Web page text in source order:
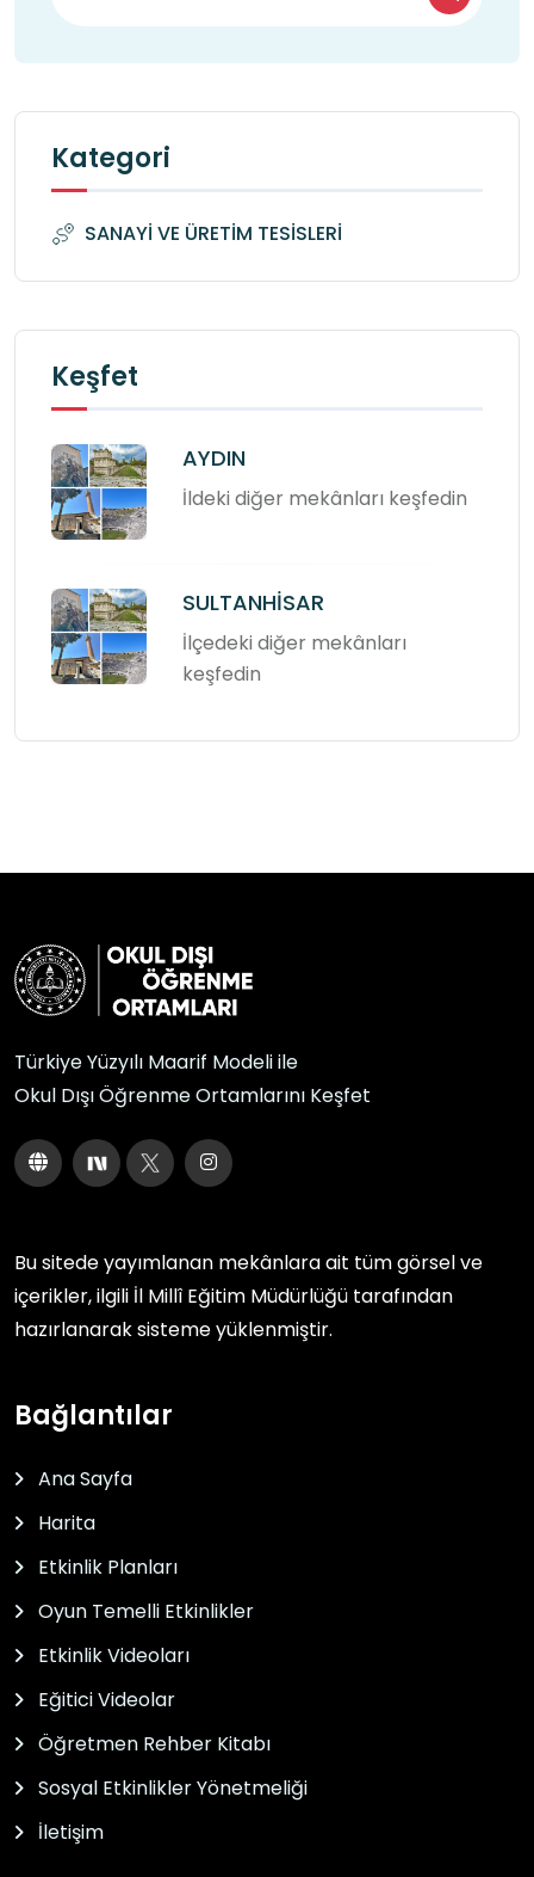
Kategori
SANAYİ VE ÜRETİM TESİSLERİ
Keşfet
AYDIN
İldeki diğer mekânları keşfedin
SULTANHİSAR
İlçedeki diğer mekânları
keşfedin
Türkiye Yüzyılı Maarif Modeli ile
Okul Dışı Öğrenme Ortamlarını Keşfet
Bu sitede yayımlanan mekânlara ait tüm görsel ve
içerikler, ilgili İl Millî Eğitim Müdürlüğü tarafından
hazırlanarak sisteme yüklenmiştir.
Bağlantılar
Ana Sayfa
Harita
Etkinlik Planları
Oyun Temelli Etkinlikler
Etkinlik Videoları
Eğitici Videolar
Öğretmen Rehber Kitabı
Sosyal Etkinlikler Yönetmeliği
İletişim